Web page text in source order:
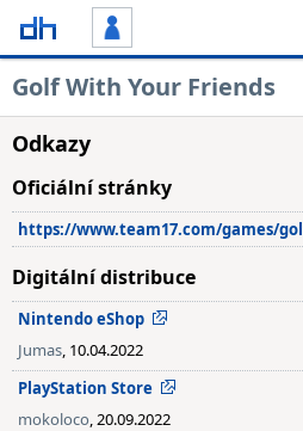
Golf With Your Friends
Odkazy
Oficiální stránky
https://www.team17.com/games/
Digitální distribuce
Nintendo eShop
Jumas, 10.04.2022
PlayStation Store
mokoloco, 20.09.2022